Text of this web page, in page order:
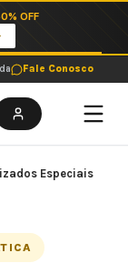
pix em parcela única
Fale Conosco
Especiais